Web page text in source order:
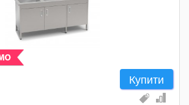
Купити